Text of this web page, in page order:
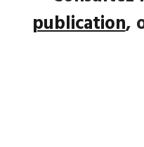
publication,